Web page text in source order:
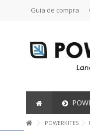
Guia de compra
POWERKITES